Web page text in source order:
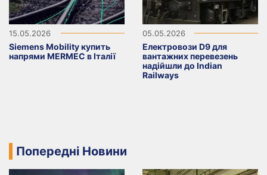
15.05.2026
Siemens Mobility купить
напрями MERMEC в Італії
05.05.2026
Електровози D9 для
вантажних перевезень
надійшли до Indian
Railways
Попередні Новини